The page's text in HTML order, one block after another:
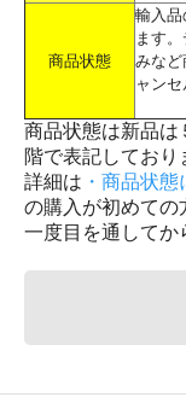
商品状態
輸入品
ます
みなど
ャン
商品状態は新品は
階で表記しており
詳細は ・商品状態
の購入が初めての
一度目を通してか